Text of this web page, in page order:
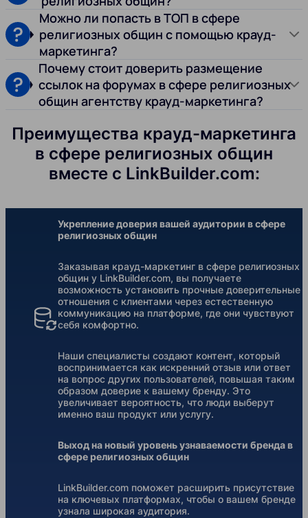
Можно ли попасть в ТОП в сфере
религиозных общин с помощью крауд-
маркетинга?
Почему стоит доверить размещение
ссылок на форумах в сфере религиозных
общин агентству крауд-маркетинга?
Преимущества крауд-маркетинга
в сфере религиозных общин
вместе с LinkBuilder.com:
Укрепление доверия вашей аудитории в сфере
религиозных общин
Заказывая крауд-маркетинг в сфере религиозных
общин у LinkBuilder.com, вы получаете
возможность установить прочные доверительные
отношения с клиентами через естественную
коммуникацию на платформе, где они чувствуют
себя комфортно.
Наши специалисты создают контент, который
воспринимается как искренний отзыв или ответ
на вопрос других пользователей, повышая таким
образом доверие к вашему бренду. Это
увеличивает вероятность, что люди выберут
именно ваш продукт или услугу.
Выход на новый уровень узнаваемости бренда в
сфере религиозных общин
LinkBuilder.com поможет расширить присутствие
на ключевых платформах, чтобы о вашем бренде
узнала широкая аудитория.